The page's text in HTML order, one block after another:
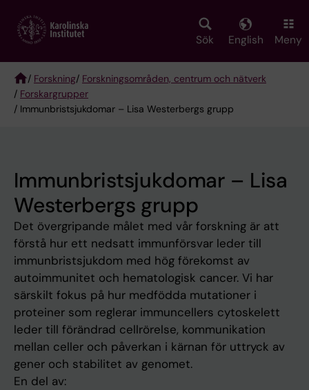
main
Sök English Meny
Breadcrumb
/ Forskning/ Forskningsområden, centrum och nätverk
/ Forskargrupper
/ Immunbristsjukdomar – Lisa Westerbergs grupp
Immunbristsjukdomar – Lisa
Westerbergs grupp
Det övergripande målet med vår forskning är att
förstå hur ett nedsatt immunförsvar leder till
immunbristsjukdom med hög förekomst av
autoimmunitet och hematologisk cancer. Vi har
särskilt fokus på hur medfödda mutationer i
proteiner som reglerar immuncellers cytoskelett
leder till förändrad cellrörelse, kommunikation
mellan celler och påverkan i kärnan för uttryck av
gener och stabilitet av genomet.
En del av: